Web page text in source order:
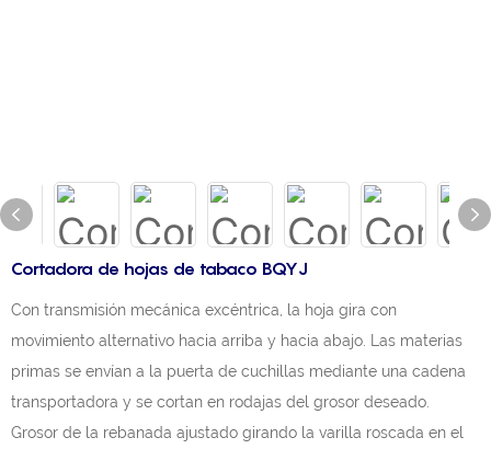
Cortadora de hojas de tabaco BQYJ
Con transmisión mecánica excéntrica, la hoja gira con
movimiento alternativo hacia arriba y hacia abajo. Las materias
primas se envían a la puerta de cuchillas mediante una cadena
transportadora y se cortan en rodajas del grosor deseado.
Grosor de la rebanada ajustado girando la varilla roscada en el